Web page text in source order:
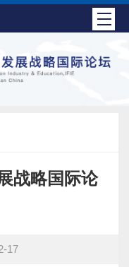
战略国际论
17